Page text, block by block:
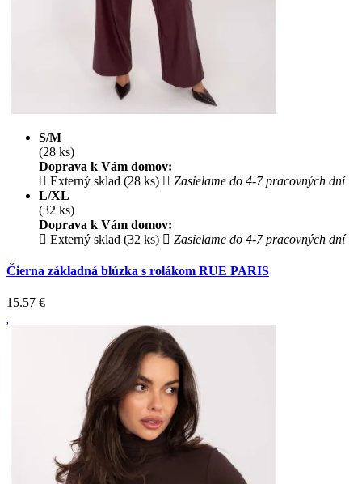
S/M
(28 ks)
Doprava k Vám domov:
Externý sklad (28 ks)
Zasielame do 4-7 pracovných dní
L/XL
(32 ks)
Doprava k Vám domov:
Externý sklad (32 ks)
Zasielame do 4-7 pracovných dní
Čierna základná blúzka s rolákom RUE PARIS
15.57 €